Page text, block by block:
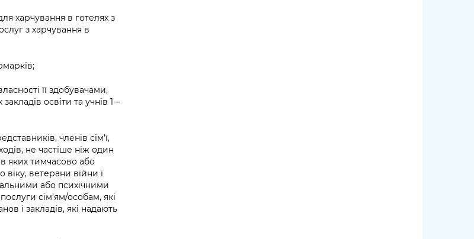
харчування в готелях з
з харчування в
її здобувачами,
освіти та учнів 1 –
членів сім’ї,
не частіше ніж один
в яких тимчасово або
ветерани війни і
або психічними
сім’ям/особам, які
і закладів, які надають